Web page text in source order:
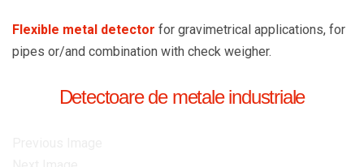
Flexible metal detector for gravimetrical applications, for
pipes or/and combination with check weigher.
Detectoare de metale industriale